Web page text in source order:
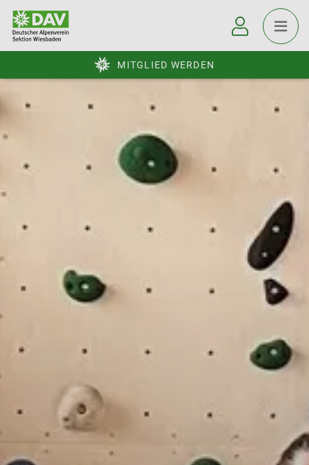
MITGLIED WERDEN